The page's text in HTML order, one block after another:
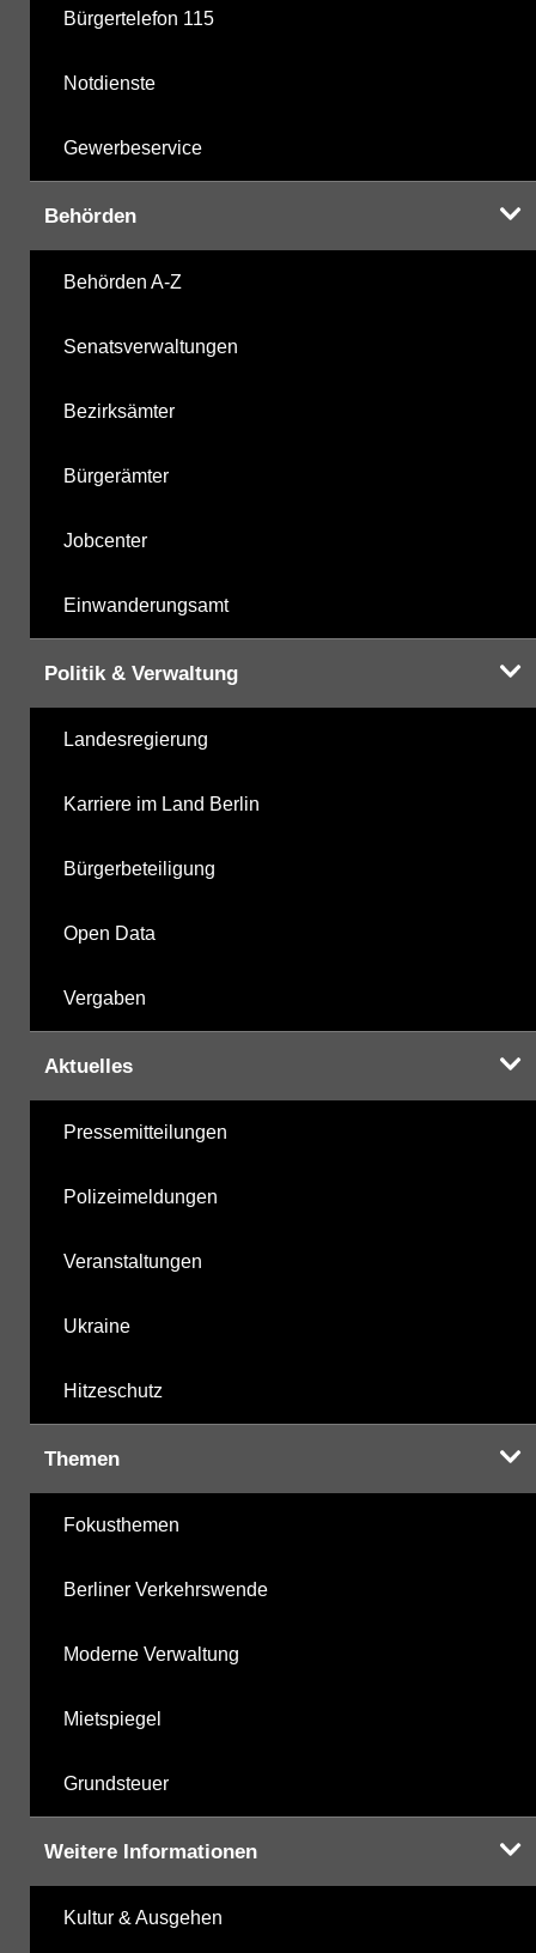
Bürgertelefon 115
Notdienste
Gewerbeservice
Behörden
Behörden A-Z
Senatsverwaltungen
Bezirksämter
Bürgerämter
Jobcenter
Einwanderungsamt
Politik & Verwaltung
Landesregierung
Karriere im Land Berlin
Bürgerbeteiligung
Open Data
Vergaben
Aktuelles
Pressemitteilungen
Polizeimeldungen
Veranstaltungen
Ukraine
Hitzeschutz
Themen
Fokusthemen
Berliner Verkehrswende
Moderne Verwaltung
Mietspiegel
Grundsteuer
Weitere Informationen
Kultur & Ausgehen